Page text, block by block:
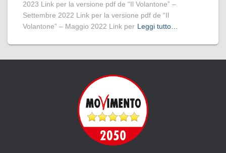
2023 Link per la versione pdf de “Il Volantone” –
Settembre 2022 Link per la versione pdf de “Il
Volantone” – Maggio 2022 Link per Leggi tutto…